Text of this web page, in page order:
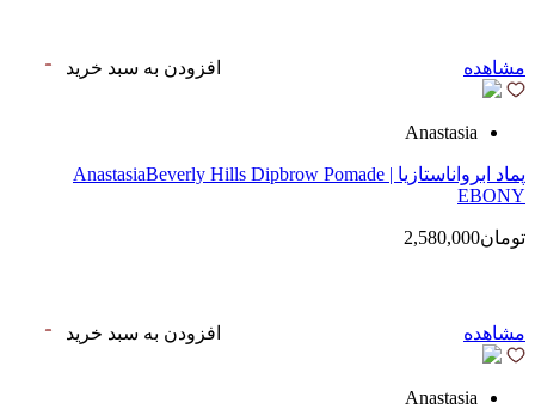
مشاهده افزودن به سبد خرید
Anastasia
پماد ابرواناستازیا | AnastasiaBeverly Hills Dipbrow Pomade
EBONY
تومان2,580,000
مشاهده افزودن به سبد خرید
Anastasia